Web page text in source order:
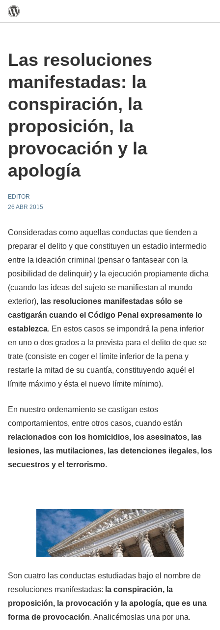
Las resoluciones
manifestadas: la
conspiración, la
proposición, la
provocación y la
apología
EDITOR
26 ABR 2015
Consideradas como aquellas conductas que tienden a
preparar el delito y que constituyen un estadio intermedio
entre la ideación criminal (pensar o fantasear con la
posibilidad de delinquir) y la ejecución propiamente dicha
(cuando las ideas del sujeto se manifiestan al mundo
exterior), las resoluciones manifestadas sólo se
castigarán cuando el Código Penal expresamente lo
establezca. En estos casos se impondrá la pena inferior
en uno o dos grados a la prevista para el delito de que se
trate (consiste en coger el límite inferior de la pena y
restarle la mitad de su cuantía, constituyendo aquél el
límite máximo y ésta el nuevo límite mínimo).
En nuestro ordenamiento se castigan estos
comportamientos, entre otros casos, cuando están
relacionados con los homicidios, los asesinatos, las
lesiones, las mutilaciones, las detenciones ilegales, los
secuestros y el terrorismo.
Son cuatro las conductas estudiadas bajo el nombre de
resoluciones manifestadas: la conspiración, la
proposición, la provocación y la apología, que es una
forma de provocación. Analicémoslas una por una.